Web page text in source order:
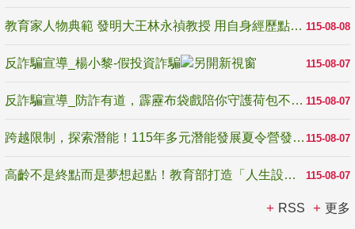
115-08-08
教育家人物典範 發明大王林永禎教授 用自身經歷點亮學生的路
115-08-07
反詐騙宣導_楊小黎-假投資詐騙
115-08-07
反詐騙宣導_防詐有道，霹靂布袋戲陪你守護荷包不受騙
115-08-07
跨越限制，探索潛能！115年多元潛能發展夏令營發掘生命無限可能
115-08-07
高齡不是終點而是夢想起點！教育部打造「人生設計夢工場」 參展第3屆高齡健康產業博覽會
RSS 更多